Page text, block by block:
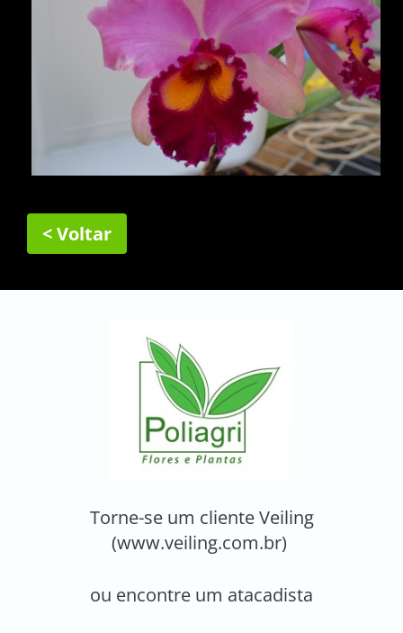
< Voltar
Torne-se um cliente Veiling
(www.veiling.com.br)
ou encontre um atacadista